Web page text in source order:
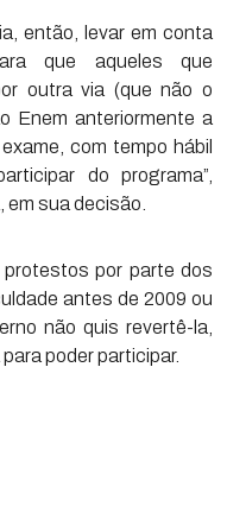
então, levar em conta
que aqueles que
outra via (que não o
Enem anteriormente a
com tempo hábil
do programa”,
em sua decisão.
por parte dos
antes de 2009 ou
não quis revertê-la,
poder participar.